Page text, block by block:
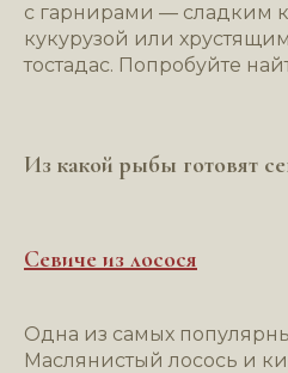
с гарнирами — сладким
кукурузой или
тостадас. Попробуйте
Из какой рыбы готовят
Севиче из лосося
Одна из самых
Маслянистый лосось и
СТОЛ, И
НАЧНЕТСЯ
МАГИЯ